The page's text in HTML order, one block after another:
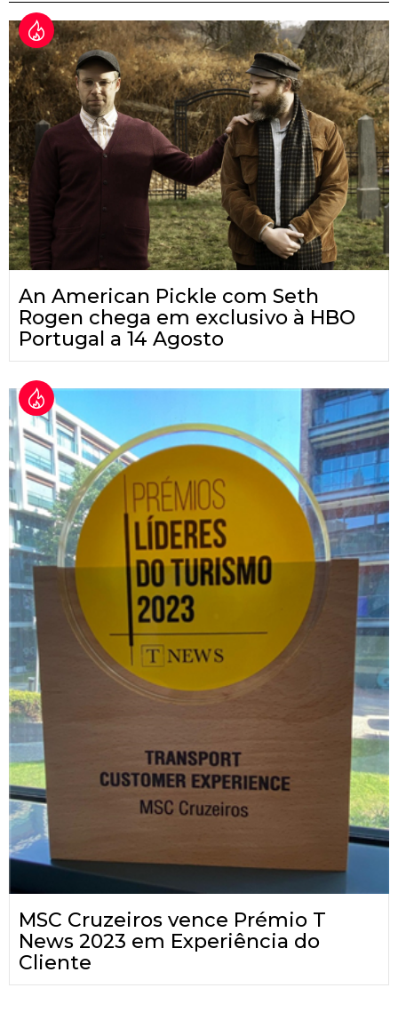
An American Pickle com Seth
Rogen chega em exclusivo à HBO
Portugal a 14 Agosto
MSC Cruzeiros vence Prémio T
News 2023 em Experiência do
Cliente